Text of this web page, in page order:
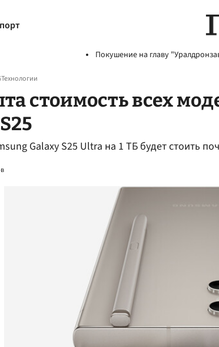
Покушение на главу
Технологии
стоимость всех
Galaxy S25 Ultra на 1 ТБ будет стоить